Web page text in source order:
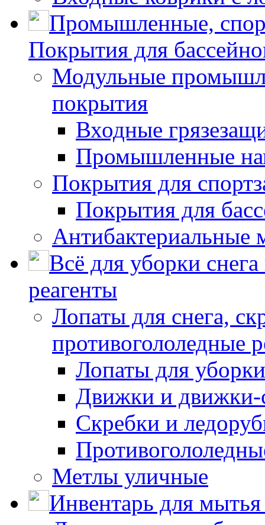
Промышленные,
Покрытия для
Модульные
покрытия
Входные
Промышленные
Покрытия для
Покрытия для
Антибактериальные
Всё для уборки
реагенты
Лопаты для снега,
противогололедные
Лопаты для
Движки и движки-
Скребки и
Метлы уличные
Инвентарь для мытья